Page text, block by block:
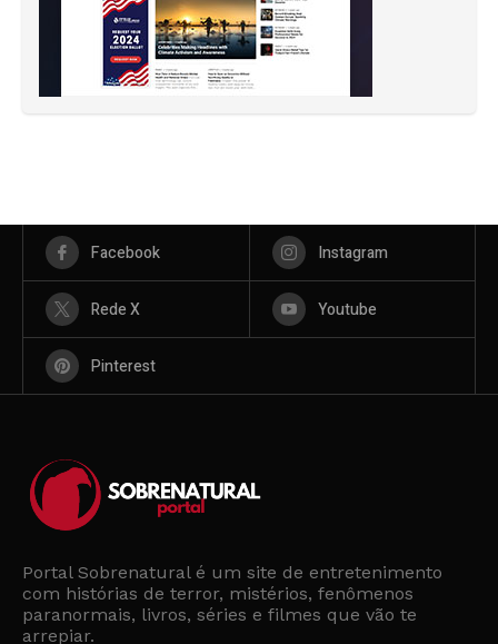
Facebook Instagram
Rede X Youtube
Pinterest
Portal Sobrenatural é um site de entretenimento
com histórias de terror, mistérios, fenômenos
paranormais, livros, séries e filmes que vão te
arrepiar.